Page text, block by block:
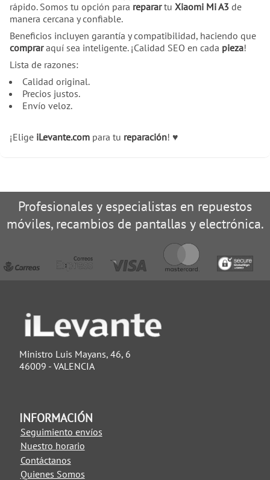
rápido. Somos tu opción para reparartu Xiaomi Mi A3 de
manera cercana y confiable.
Beneficios incluyen garantía y compatibilidad, haciendo que
compraraquí sea inteligente. ¡Calidad SEO en cada pieza!
Lista de razones:
Calidad original.
Precios justos.
Envío veloz.
¡Elige iLevante.com para tu reparación! ♥
Profesionales y especialistas en repuestos
móviles, recambios de pantallas y electrónica.
Ministro Luis Mayans, 46, 6
46009 - VALENCIA
INFORMACIÓN
Seguimiento envíos
Nuestro horario
Contáctanos
Quienes Somos